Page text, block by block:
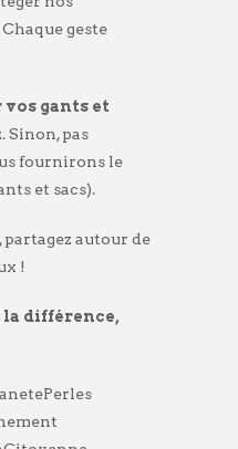
geste
vos gants et
Sinon, pas
fournirons le
et sacs).
autour de
!
la différence,